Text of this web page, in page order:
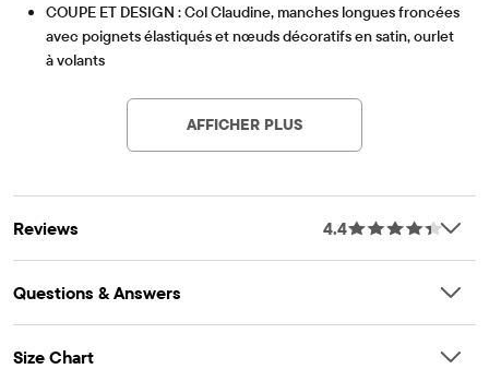
COUPE ET DESIGN : Col Claudine, manches longues froncées
avec poignets élastiqués et nœuds décoratifs en satin, ourlet
à volants
nœud décoratif en satin, imprimé ballerine
Remarque : Pour la sécurité de l’enfant, le vêtement doit être
ajusté ou ignifugé. Ce vêtement est ignifugé.
AFFICHER PLUS
Reviews 4.4
Questions & Answers
Size Chart